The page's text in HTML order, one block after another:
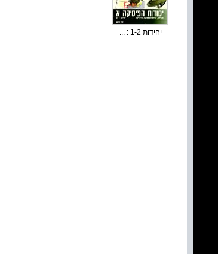
יחידות 1-2 : ...